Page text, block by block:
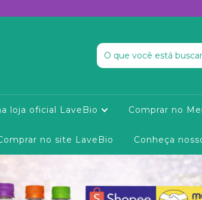
loja oficial LaveBio Comprar no
no site LaveBio Conheça